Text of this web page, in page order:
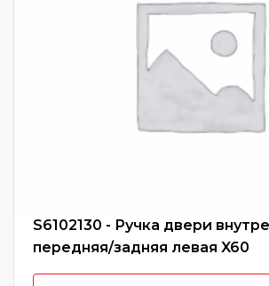
S6102130 - Ручка двери
передняя/задняя левая X60